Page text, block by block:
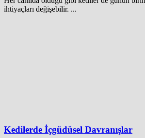
ihtiyaçları değişebilir. ...
Kedilerde İçgüdüsel Davranışlar